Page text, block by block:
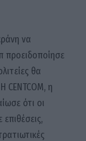
να
προειδοποίησε
θα
η
ότι οι